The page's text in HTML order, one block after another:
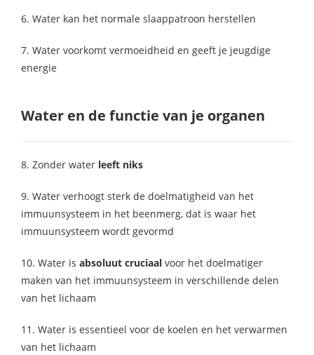
6. Water kan het normale slaappatroon herstellen
7. Water voorkomt vermoeidheid en geeft je jeugdige
energie
Water en de functie van je organen
8. Zonder water leeft niks
9. Water verhoogt sterk de doelmatigheid van het
immuunsysteem in het beenmerg, dat is waar het
immuunsysteem wordt gevormd
10. Water is absoluut cruciaal voor het doelmatiger
maken van het immuunsysteem in verschillende delen
van het lichaam
11. Water is essentieel voor de koelen en het verwarmen
van het lichaam